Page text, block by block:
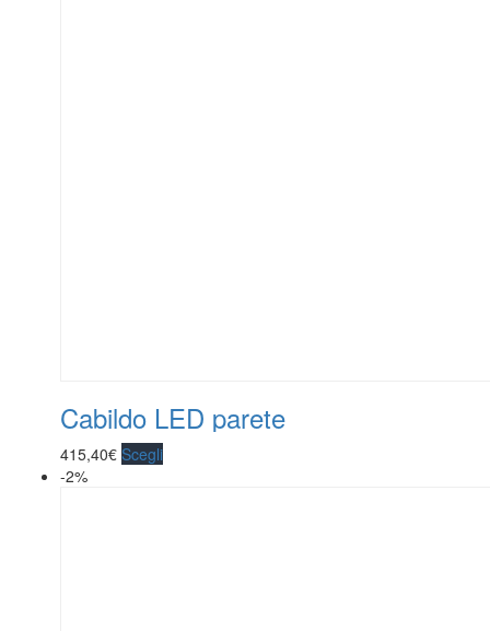
Cabildo LED parete
415,40€ Scegli
-2%